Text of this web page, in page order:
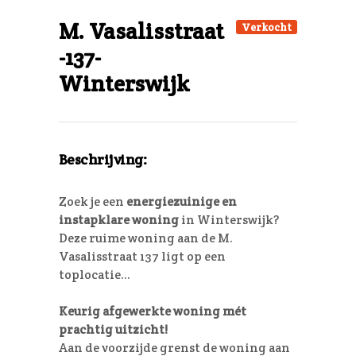
M. Vasalisstraat
-137-
Winterswijk
Verkocht
Beschrijving:
Zoek je een energiezuinige en
instapklare woning in Winterswijk?
Deze ruime woning aan de M.
Vasalisstraat 137 ligt op een
toplocatie…
Keurig afgewerkte woning mét
prachtig uitzicht!
Aan de voorzijde grenst de woning aan